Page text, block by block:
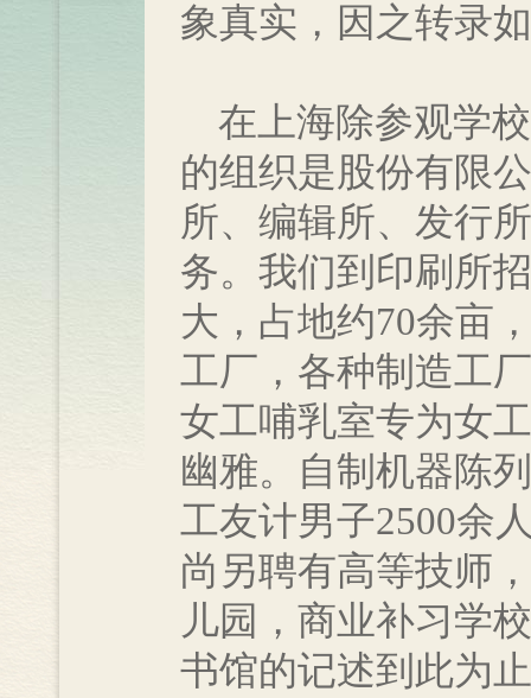
象真实，因之转录
在上海除参观学
的组织是股份有限
所、编辑所、发行
务。我们到印刷所
大，占地约70余亩
工厂，各种制造工
女工哺乳室专为女
幽雅。自制机器陈
工友计男子2500余
尚另聘有高等技师
儿园，商业补习学
书馆的记述到此为